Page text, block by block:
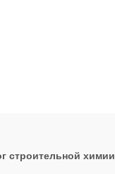
строительной химии